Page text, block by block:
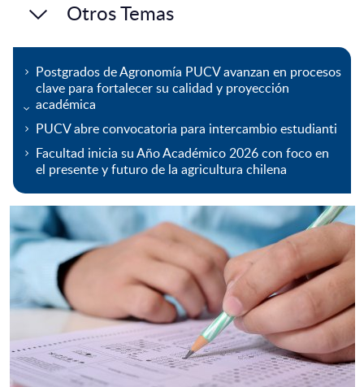
Otros Temas
Postgrados de Agronomía PUCV avanzan en procesos
clave para fortalecer su calidad y proyección
académica
PUCV abre convocatoria para intercambio estudianti
Facultad inicia su Año Académico 2026 con foco en
el presente y futuro de la agricultura chilena